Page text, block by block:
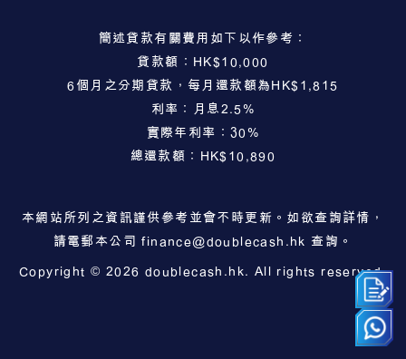
簡述貸款有關費用如下以作參考：
貸款額：HK$10,000
6個月之分期貸款，每月還款額為HK$1,815
利率：月息2.5%
實際年利率：30%
總還款額：HK$10,890
本網站所列之資訊謹供參考並會不時更新。如欲查詢詳情，
請電郵本公司finance@doublecash.hk 查詢。
Copyright © 2026 doublecash.hk. All rights reserved.